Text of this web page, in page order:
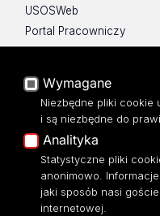
USOSWeb
Portal Pracowniczy
Baza Aktów Własnych
Moodle
Eksperci UŁ
Polityka Prywatności
Dostępność
Wymagane
Niezbędne pliki cookie
i są niezbędne do
Analityka
Statystyczne pliki
anonimowo.
jaki sposób nasi
internetowej.